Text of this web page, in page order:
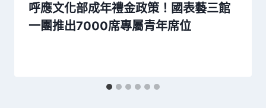
呼應文化部成年禮金政策！國表藝三館
一團推出7000席專屬青年席位